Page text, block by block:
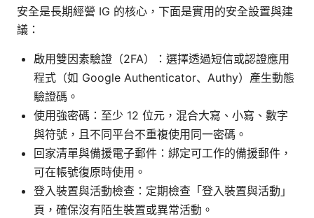
安全是長期經營 IG 的核心，下面是實用的安全設置與建
議：
啟用雙因素驗證（2FA）：選擇透過短信或認證應用
程式（如 Google Authenticator、Authy）產生動態
驗證碼。
使用強密碼：至少 12 位元，混合大寫、小寫、數字
與符號，且不同平台不重複使用同一密碼。
回家清單與備援電子郵件：綁定可工作的備援郵件，
可在帳號復原時使用。
登入裝置與活動檢查：定期檢查「登入裝置與活動」
頁，確保沒有陌生裝置或異常活動。